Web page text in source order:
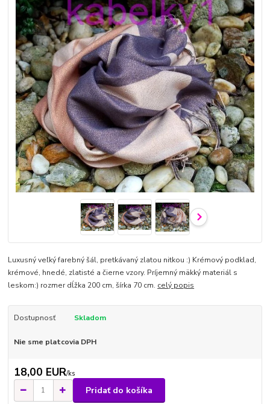
Luxusný veľký farebný šál, pretkávaný zlatou nitkou :) Krémový podklad,
krémové, hnedé, zlatisté a čierne vzory. Príjemný mäkký materiál s
leskom:) rozmer dĺžka 200 cm, šírka 70 cm. celý popis
Dostupnosť Skladom
Nie sme platcovia DPH
18,00 EUR/ks
Pridať do košíka